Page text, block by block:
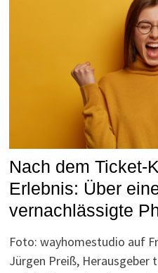
Nach dem Ticket-
Erlebnis: Über
vernachlässigte
Foto: wayhomestudio auf
Jürgen Preiß,